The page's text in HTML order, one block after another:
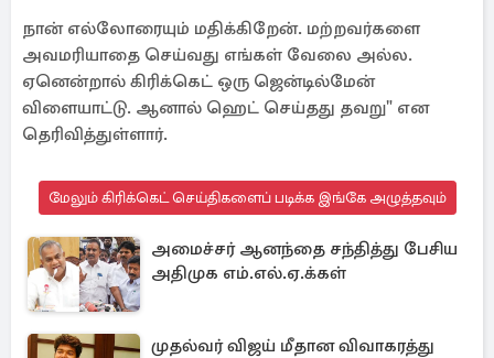
நான் எல்லோரையும் மதிக்கிறேன். மற்றவர்களை
அவமரியாதை செய்வது எங்கள் வேலை அல்ல.
ஏனென்றால் கிரிக்கெட் ஒரு ஜென்டில்மேன்
விளையாட்டு. ஆனால் ஹெட் செய்தது தவறு" என
தெரிவித்துள்ளார்.
மேலும் கிரிக்கெட் செய்திகளைப் படிக்க இங்கே அழுத்தவும்
அமைச்சர் ஆனந்தை சந்தித்து பேசிய
அதிமுக எம்.எல்.ஏ.க்கள்
முதல்வர் விஜய் மீதான விவாகரத்து